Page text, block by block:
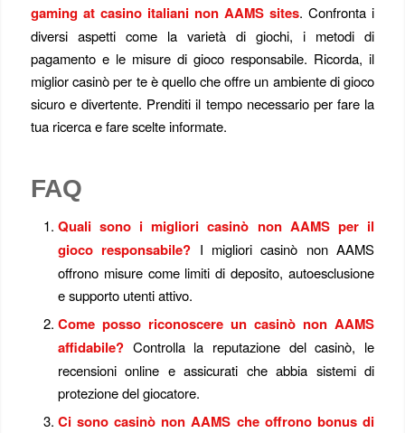
gaming at casino italiani non AAMS sites. Confronta i
diversi aspetti come la varietà di giochi, i metodi di
pagamento e le misure di gioco responsabile. Ricorda, il
miglior casinò per te è quello che offre un ambiente di gioco
sicuro e divertente. Prenditi il tempo necessario per fare la
tua ricerca e fare scelte informate.
FAQ
Quali sono i migliori casinò non AAMS per il
gioco responsabile? I migliori casinò non AAMS
offrono misure come limiti di deposito, autoesclusione
e supporto utenti attivo.
Come posso riconoscere un casinò non AAMS
affidabile?Controlla la reputazione del casinò, le
recensioni online e assicurati che abbia sistemi di
protezione del giocatore.
Ci sono casinò non AAMS che offrono bonus di